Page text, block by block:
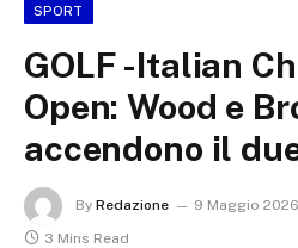
SPORT
GOLF -Italian
Open: Wood e
accendono il
By Redazione 9 Maggio 2026
3 Mins Read